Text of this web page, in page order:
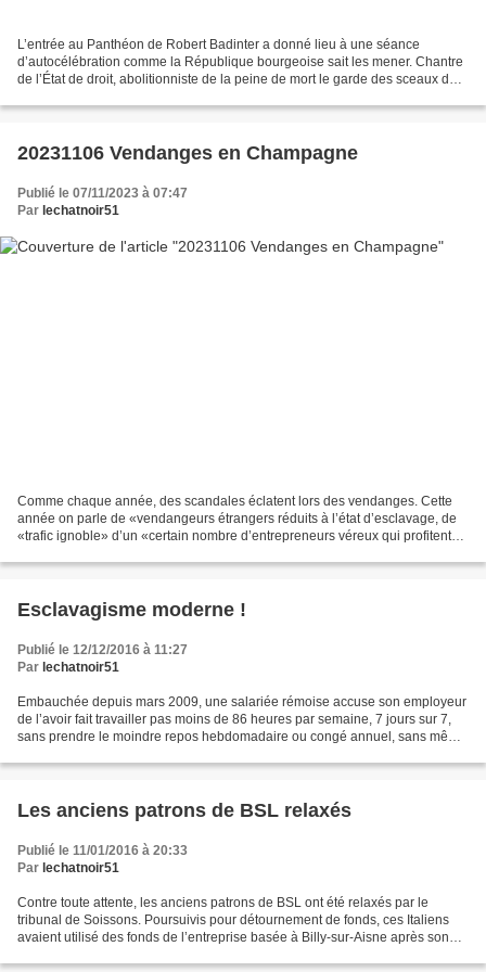
L’entrée au Panthéon de Robert Badinter a donné lieu à une séance
d’autocélébration comme la République bourgeoise sait les mener. Chantre
de l’État de droit, abolitionniste de la peine de mort le garde des sceaux de
20231106 Vendanges en Champagne
Publié le 07/11/2023 à 07:47
Par lechatnoir51
Comme chaque année, des scandales éclatent lors des vendanges. Cette
année on parle de «vendangeurs étrangers réduits à l’état d’esclavage, de
«trafic ignoble» d’un «certain nombre d’entrepreneurs véreux qui profitent
Esclavagisme moderne !
Publié le 12/12/2016 à 11:27
Par lechatnoir51
Embauchée depuis mars 2009, une salariée rémoise accuse son employeur
de l’avoir fait travailler pas moins de 86 heures par semaine, 7 jours sur 7,
sans prendre le moindre repos hebdomadaire ou congé annuel, sans même
Les anciens patrons de BSL relaxés
Publié le 11/01/2016 à 20:33
Par lechatnoir51
Contre toute attente, les anciens patrons de BSL ont été relaxés par le
tribunal de Soissons. Poursuivis pour détournement de fonds, ces Italiens
avaient utilisé des fonds de l’entreprise basée à Billy-sur-Aisne après son